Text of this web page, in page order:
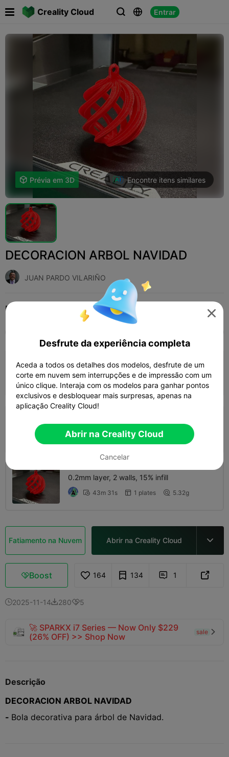
Creality Cloud   Entrar
 
 Prévia em 3D Encontre itens similares
DECORACION ARBOL NAVIDAD
JUAN PARDO VILARIÑO
Print Settings (3) Adicionar Doméstico Decorações e Ornamentos para Casa 
0.2mm layer, 2 walls, 15% infill
 44m 12s  1 plates  5.38g
 42m 14s  1 plates
0.2mm layer, 2 walls, 15% infill
 43m 31s  1 plates  5.32g
Fatiamento na Nuvem Abrir na Creality Cloud 
Boost 164 134  1 
2025-11-142805
🚀 SPARKX i7 Series — Now Only $229
(26% OFF) >> Shop Now
sale 
Descrição
DECORACION ARBOL NAVIDAD
- Bola decorativa para árbol de Navidad.

Desfrute da experiência completa
Aceda a todos os detalhes dos modelos, desfrute de um
corte em nuvem sem interrupções e de impressão com um
único clique. Interaja com os modelos para ganhar pontos
exclusivos e desbloquear mais surpresas, apenas na
aplicação Creality Cloud!
Abrir na Creality Cloud
Cancelar